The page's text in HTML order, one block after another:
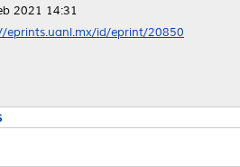
2021 14:31
eprints.uanl.mx/id/eprint/20850